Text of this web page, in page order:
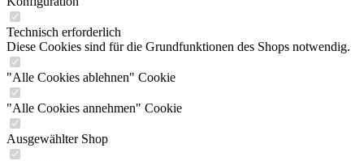
Technisch erforderlich
Diese Cookies sind für die Grundfunktionen des Shops notwendig.
"Alle Cookies ablehnen" Cookie
"Alle Cookies annehmen" Cookie
Ausgewählter Shop